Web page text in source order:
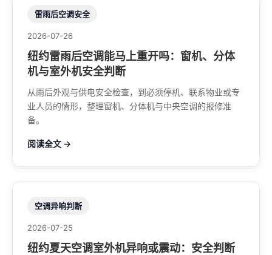
雷雨后空调安全
2026-07-26
纽约雷雨后空调能马上重开吗：窗机、分体
机与室外机安全判断
从雨后外观与供电安全检查，到必须停机、联系物业或专
业人员的情形，整理窗机、分体机与中央空调的报修准
备。
阅读全文 →
空调异响判断
2026-07-25
纽约夏天空调室外机异响或震动：安全判断